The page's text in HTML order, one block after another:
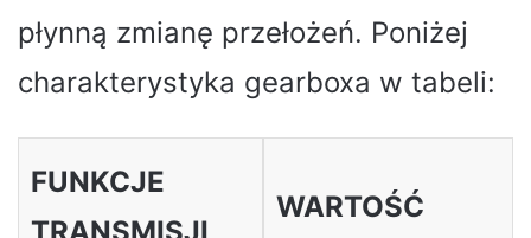
płynną zmianę przełożeń. Poniżej
charakterystyka gearboxa w tabeli:
FUNKCJE
TRANSMISJI
WARTOŚĆ